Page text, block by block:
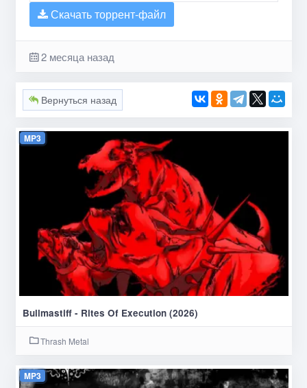
Скачать торрент-файл
2 месяца назад
Вернуться назад
MP3
Bullmastiff - Rites Of Execution (2026)
Thrash Metal
MP3